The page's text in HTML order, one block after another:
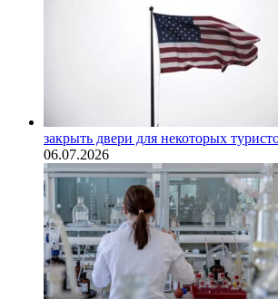
закрыть двери для некоторых
06.07.2026